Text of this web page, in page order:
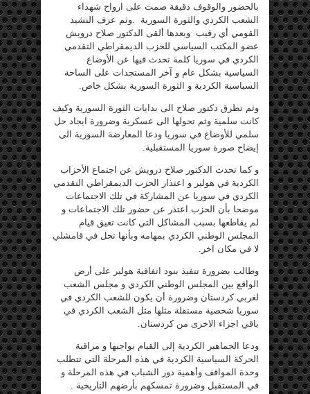
بالحضور والوقوف دقيقة صمت على ارواح شهداء
الشعب الكردي والثورة السورية .وثم عزف النشيد
القومي أي رقيب وبعدها ألقى الدكتور صلاح درويش
عضو المكتب السياسي للحزب الديمقراطي التقدمي
الكردي في سوريا كلمة تحدث فيها عن الأوضاع
السياسية بشكل عام و آخر المستجدات على الساحة
السياسية الكردية و الثورة السورية بشكل خاص.
وثم تطرق دكتور صلاح الى بدايات الثورة السورية وكيف
كانت سلمية وثم تحولها الى عسكرية وضرورة ايجاد حل
سلمي للأوضاع في سوريا ودعا المعارضة السورية الى
إيضاح صورة سوريا المستقبلية.
و كما تحدث الدكتور صلاح درويش عن اجتماع الأحزاب
الكردية في هولير و اعتذار الحزب الديمقراطي التقدمي
الكردي في سوريا عن المشاركة في تلك الاجتماعات
موضحا بأن الحزب اعتذر عن حضور تلك الاجتماعات و
لم يقاطعها بسبب المشاكل التي كانت تعيق قيام
المجلس الوطني الكردي بمهامه وبأنها تحل في قامشلي
لا في مكان اخر.
وطالب بضرورة تنفيذ بنود اتفاقية هولير على أرض
الواقع بين المجلس الوطني الكردي و مجلس الشعب
لغربي كردستان وضرورة أن يكون للشعب الكردي في
سوريا شخصية مستقلة مثلها مثل الشعب الكردي في
باقي اجزاء الاخرى من كردستان.
ودعا الجماهير الكردية إلى القيام بواجبها و مراقبة
الحركة السياسية الكردية في هذه المرحلة التي تتطلب
وحدة المواقف وأهمية دور الشباب في هذه المرحلة و
في المستقبل وضرورة تمسكهم بأرضهم التاريخية .